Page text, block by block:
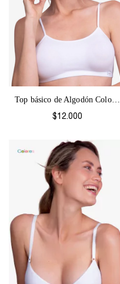
Top básico de Algodón Colores-1061
$12.000